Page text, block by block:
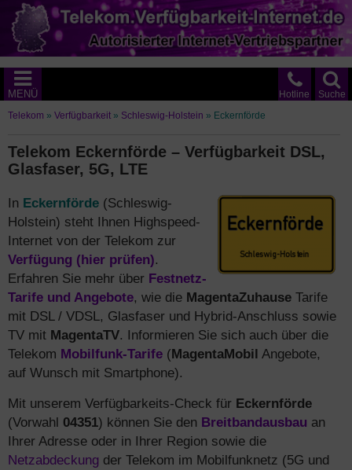
Suche
Hotline
MENÜ
Telekom » Verfügbarkeit » Schleswig-Holstein » Eckernförde
Telekom Eckernförde – Verfügbarkeit DSL,
Glasfaser, 5G, LTE
In Eckernförde (Schleswig-
Holstein) steht Ihnen Highspeed-
Internet von der Telekom zur
Verfügung (hier prüfen).
Erfahren Sie mehr über Festnetz-
Tarife und Angebote, wie die MagentaZuhause Tarife
mit DSL / VDSL, Glasfaser und Hybrid-Anschluss sowie
TV mit MagentaTV. Informieren Sie sich auch über die
Telekom Mobilfunk-Tarife (MagentaMobil Angebote,
auf Wunsch mit Smartphone).
Mit unserem Verfügbarkeits-Check für Eckernförde
(Vorwahl 04351) können Sie den Breitbandausbau an
Ihrer Adresse oder in Ihrer Region sowie die
Netzabdeckung der Telekom im Mobilfunknetz (5G und